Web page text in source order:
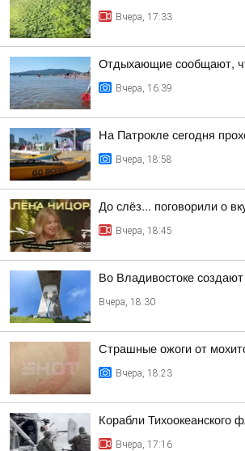
Вчера, 17:33
Отдыхающие сообщают,
Вчера, 16:39
На Патрокле сегодня
Вчера, 18:58
До слёз... поговорили о
Вчера, 18:45
Во Владивостоке
Вчера, 18:30
Страшные ожоги от
Вчера, 18:23
Корабли Тихоокеанского
Вчера, 17:16